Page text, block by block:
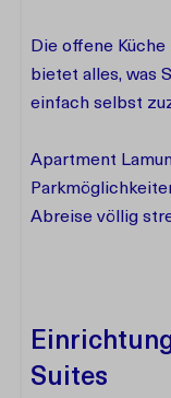
Die offene
bietet alles, was
einfach selbst
Apartment
Abreise völlig
Suites